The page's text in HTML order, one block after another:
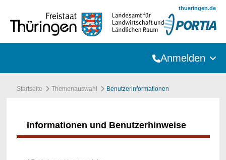
thueringen.de
Anmelden
Startseite Themenauswahl Benutzerinformationen
Informationen und Benutzerhinweise